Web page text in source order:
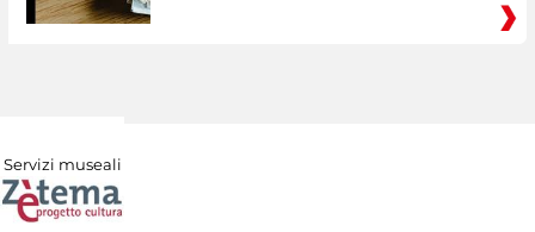
Servizi museali